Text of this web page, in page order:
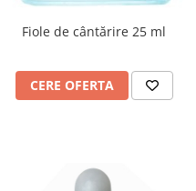
Fiole de cântărire 25 ml
CERE OFERTA